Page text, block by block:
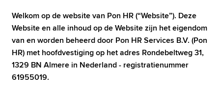
Welkom op de website van Pon HR (“Website”). Deze
Website en alle inhoud op de Website zijn het eigendom
van en worden beheerd door Pon HR Services B.V. (Pon
HR) met hoofdvestiging op het adres Rondebeltweg 31,
1329 BN Almere in Nederland - registratienummer